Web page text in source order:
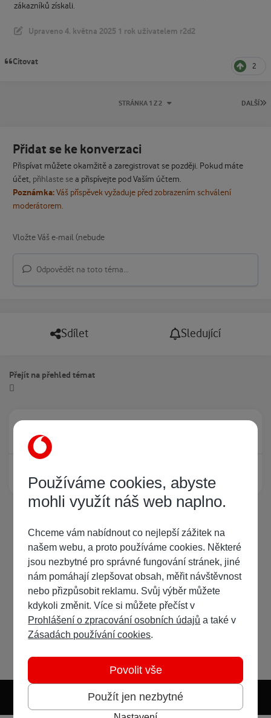
zákazníků získali.
Upraveno 4. května 2025 1 rok uživatelem r2d2
Citovat 2
DALŠÍ
STRÁNKA 1 Z 2
Přidat se ke konverzaci
Přispívat můžete okamžitě a zaregistrovat se později. Pokud máte
účet, přihlaste sea přispívejte pod Vaším účtem.
Poznámka:Váš příspěvek vyžaduje před zobrazením schválení
moderátorem.
Odpovědět na toto téma...
Sdílet Sledující
Přejít na přehled témat
Právě prohlíží tuto stránku
Žádný registrovaný uživatel si neprohlíží tuto stránku
Používáme cookies, abyste
mohli využít náš web naplno.
Chceme vám nabídnout co nejlepší zážitek na
našem webu, a proto používáme cookies. Některé
jsou nezbytné pro správné fungování stránek, jiné
nám pomáhají zlepšovat obsah, měřit návštěvnost
nebo přizpůsobit reklamu. Svůj výběr můžete
kdykoli změnit. Více si můžete přečíst v
Prohlášení o zpracování osobních údajů a také v
Zásadách používání cookies.
Použít jen nezbytné
Povolit vše